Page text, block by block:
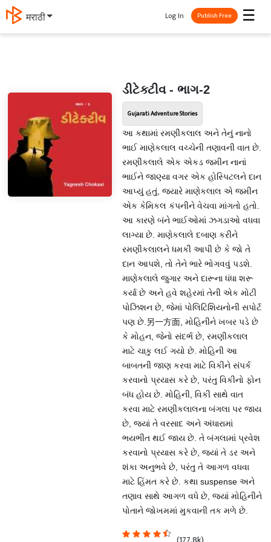
मराठी ☰
Log In Publish Free
ડીટેક્ટીવ - ભાગ-2
Gujarati Adventure Stories
આ કથામાં રમણીકલાલ અને તેનું નાનો
ભાઈ માણેકલાલ વચ્ચેની તણાવની વાત છે.
રમણીકલાલે એક એકડ જમીન નાનાં
ભાઈને જાણ્યા વગર એક હોસ્પિટલને દાન
આપ્યું હતું, જ્યારે માણેકલાલ એ જમીન
એક કેમિકલ કંપનીને વેચવા માંગતો હતો.
આ કારણે બંને ભાઈઓમાં ઝગડાઓ વધવા
લાગ્યા છે. માણેકલાલે દબાણ કરીને
રમણીકલાલને ધમકી આપી છે કે જો તે
દાન આપશે, તો તેને ભારે ભોગવવું પડશે.
માણેકલાલે જુગાર અને દારૂના ધંધા શરૂ
કર્યા છે અને હવે શહેરમાં તેની એક મોટી
પોઝિશન છે, જેમાં પોલિટિશિયનોની સપોર્ટ
પણ છે.另一方面, મોહિનીને ખબર પડે છે
કે મોહન, જેનો સંદર્ભ છે, રમણીકલાલ
માટે ચાકુ લઈ ગયો છે. મોહિની આ
બાબતની જાણ કરવા માટે વિકીને સંપર્ક
કરવાનો પ્રયાસ કરે છે, પરંતુ વિકીનો ફોન
બંધ હોય છે. મોહિની, વિકી સાથે વાત
કરવા માટે રમણીકલાલના બંગલા પર જાય
છે, જ્યાં તે વરસાદ અને અંધારામાં
ભયભીત થઈ જાય છે. તે બંગલામાં પ્રવેશ
કરવાનો પ્રયાસ કરે છે, જયાં તે ડર અને
શંકા અનુભવે છે, પરંતુ તે આગળ વધવા
માટે હિંમત કરે છે. કથા suspense અને
તણાવ સાથે આગળ વધે છે, જ્યાં મોહિનીને
પોતાને જોખમમાં મુકવાની તક મળે છે.